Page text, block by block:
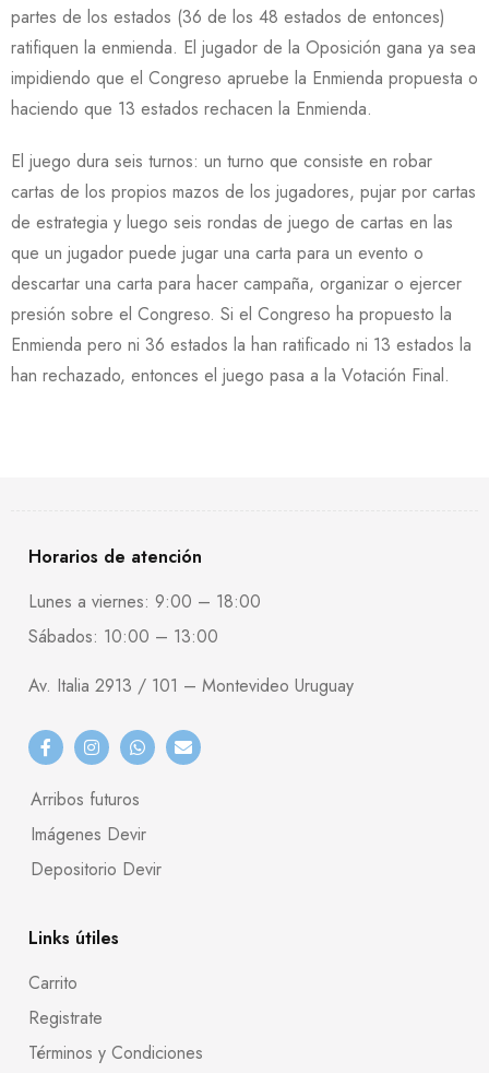
partes de los estados (36 de los 48 estados de entonces)
ratifiquen la enmienda. El jugador de la Oposición gana ya sea
impidiendo que el Congreso apruebe la Enmienda propuesta o
haciendo que 13 estados rechacen la Enmienda.
El juego dura seis turnos: un turno que consiste en robar
cartas de los propios mazos de los jugadores, pujar por cartas
de estrategia y luego seis rondas de juego de cartas en las
que un jugador puede jugar una carta para un evento o
descartar una carta para hacer campaña, organizar o ejercer
presión sobre el Congreso. Si el Congreso ha propuesto la
Enmienda pero ni 36 estados la han ratificado ni 13 estados la
han rechazado, entonces el juego pasa a la Votación Final.
Horarios de atención
Lunes a viernes: 9:00 – 18:00
Sábados: 10:00 – 13:00
Av. Italia 2913 / 101 – Montevideo Uruguay
Arribos futuros
Imágenes Devir
Depositorio Devir
Links útiles
Carrito
Registrate
Términos y Condiciones